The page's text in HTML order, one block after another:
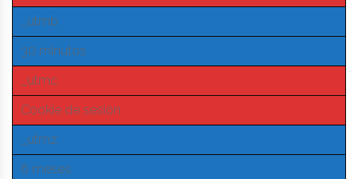
_utmb
30 minutos
_utmc
Cookie de sesión
_utmz
6 meses